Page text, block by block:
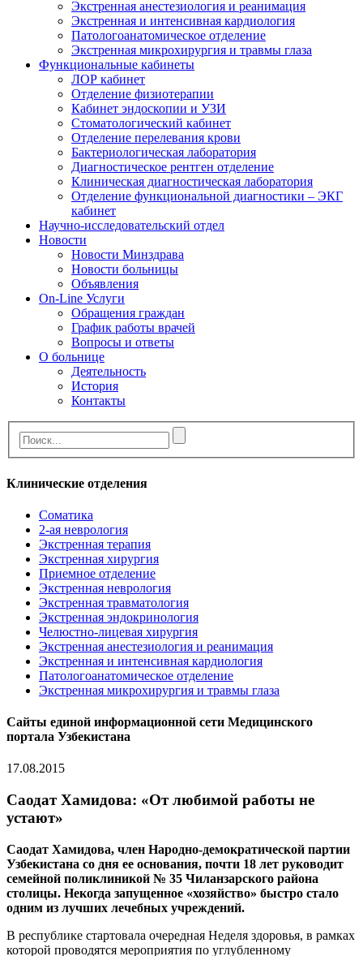
Экстренная анестезиология и реанимация
Экстренная и интенсивная кардиология
Патологоанатомическое отделение
Экстренная микрохирургия и травмы глаза
Функциональные кабинеты
ЛОР кабинет
Отделение физиотерапии
Кабинет эндоскопии и УЗИ
Стоматологический кабинет
Отделение перелевания крови
Бактериологическая лаборатория
Диагностическое рентген отделение
Клиническая диагностическая лаборатория
Отделение функциональной диагностики – ЭКГ
кабинет
Научно-исследовательский отдел
Новости
Новости Минздрава
Новости больницы
Объявления
On-Line Услуги
Обращения граждан
График работы врачей
Вопросы и ответы
О больнице
Деятельность
История
Контакты
Клинические отделения
Cоматика
2-ая неврология
Экстренная терапия
Экстренная хирургия
Приемное отделение
Экстренная неврология
Экстренная травматология
Экстренная эндокринология
Челюстно-лицевая хирургия
Экстренная анестезиология и реанимация
Экстренная и интенсивная кардиология
Патологоанатомическое отделение
Экстренная микрохирургия и травмы глаза
Сайты единой информационной сети Медицинского
портала Узбекистана
17.08.2015
Саодат Хамидова: «От любимой работы не
устают»
Саодат Хамидова, член Народно-демократической партии
Узбекистана со дня ее основания, почти 18 лет руководит
семейной поликлиникой № 35 Чиланзарского района
столицы. Некогда запущенное «хозяйство» быстро стало
одним из лучших лечебных учреждений.
В республике стартовала очередная Неделя здоровья, в рамках
которой проводятся мероприятия по углубленному